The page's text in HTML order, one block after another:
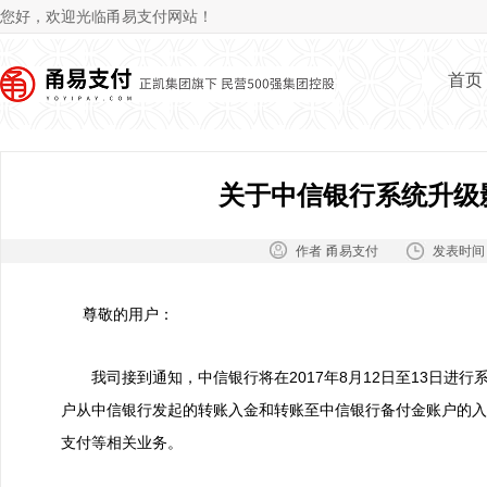
您好，欢迎光临甬易支付网站！
首页
关于中信银行系统升
作者：甬易支付 发表时
尊敬的用户：
我司接到通知，中信银行将在2017年8月12日至13日进行
户从中信银行发起的转账入金和转账至中信银行备付金账户的
支付等相关业务。